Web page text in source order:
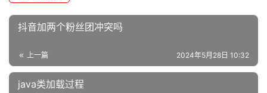
抖音加两个粉丝团冲突吗
上一篇 2024年5月28日 10:32
java类加载过程